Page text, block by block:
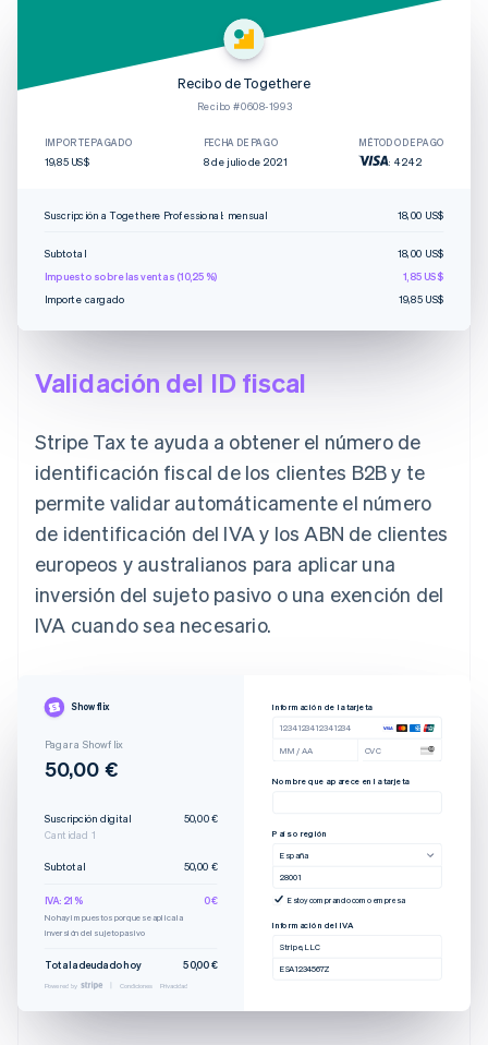
Recibo de Togethere
Recibo #0608-1993
IMPORTE PAGADO
19,85 US$
FECHA DE PAGO
8 de julio de 2021
MÉTODO DE PAGO
: 4242
Suscripción a Togethere Professional: mensual 18,00 US$
Subtotal
18,00 US$
Impuesto sobre las ventas (10,25 %)
1,85 US$
Importe cargado
19,85 US$
Validación del ID fiscal
Stripe Tax te ayuda a obtener el número de
identificación fiscal de los clientes B2B y te
permite validar automáticamente el número
de identificación del IVA y los ABN de clientes
europeos y australianos para aplicar una
inversión del sujeto pasivo o una exención del
IVA cuando sea necesario.
Showflix
Pagar a Showflix
50,00 €
Suscripción digital
50,00 €
Cantidad 1
Subtotal 50,00 €
IVA: 21 % 0 €
No hay impuestos porque se aplica la
inversión del sujeto pasivo
Total adeudado hoy 50,00 €
Powered by Condiciones Privacidad
Información de la tarjeta
1234 1234 1234 1234
MM / AA CVC
Nombre que aparece en la tarjeta
País o región
España
28001
Estoy comprando como empresa
Información del IVA
Stripe, LLC
ESA1234567Z